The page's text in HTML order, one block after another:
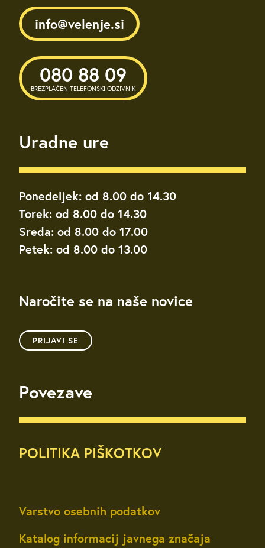
info@velenje.si
080 88 09
BREZPLAČEN TELEFONSKI ODZIVNIK
Uradne ure
Ponedeljek: od 8.00 do 14.30
Torek: od 8.00 do 14.30
Sreda: od 8.00 do 17.00
Petek: od 8.00 do 13.00
Naročite se na naše novice
PRIJAVI SE
Povezave
POLITIKA PIŠKOTKOV
Varstvo osebnih podatkov
Katalog informacij javnega značaja